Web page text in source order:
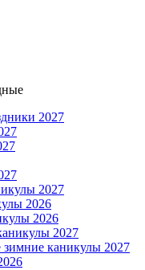
2027
2027
2026
2026
2027
зимние каникулы 2027